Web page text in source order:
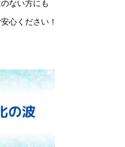
ない方にも
心ください！